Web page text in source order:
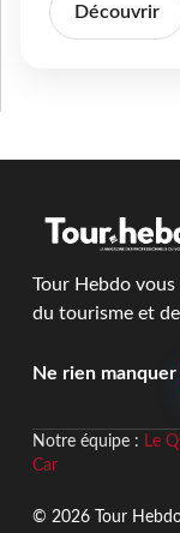
Découvrir
Tour Hebdo
du tourisme et
Ne rien manquer
Notre équipe : Le
Car
© 2026 Tour